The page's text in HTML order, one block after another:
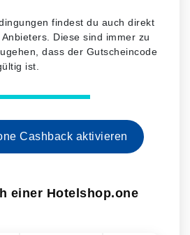
findest du auch direkt
Diese sind immer zu
dass der Gutscheincode
ist.
Cashback aktivieren
einer Hotelshop.one